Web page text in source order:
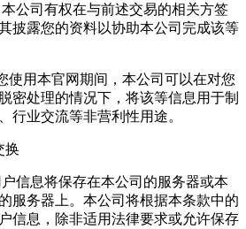
公司有权在与前述交易的相关方签
披露您的资料以协助本公司完成该等
使用本官网期间，本公司可以在对您
密处理的情况下，将该等信息用于制
行业交流等非营利性用途。
换
信息将保存在本公司的服务器或本
服务器上。本公司将根据本条款中的
信息，除非适用法律要求或允许保存